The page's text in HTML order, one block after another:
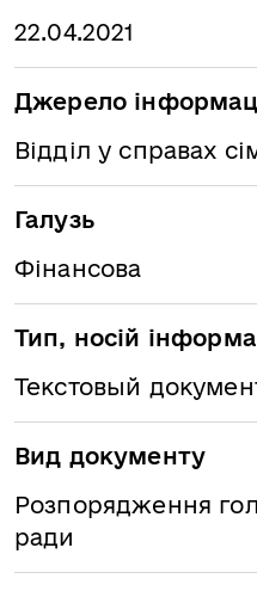
22.04.2021
Джерело
Відділ у справах
Галузь
Фінансова
Тип, носій
Текстовый
Вид документу
Розпорядження
ради